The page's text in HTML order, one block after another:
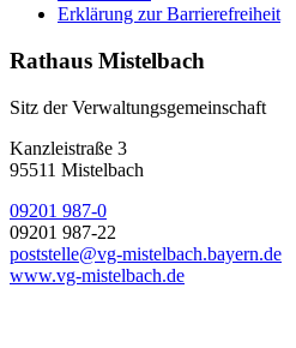
Erklärung zur Barrierefreiheit
Rathaus Mistelbach
Sitz der Verwaltungsgemeinschaft
Kanzleistraße 3
95511 Mistelbach
09201 987-0
09201 987-22
poststelle@vg-mistelbach.bayern.de
www.vg-mistelbach.de